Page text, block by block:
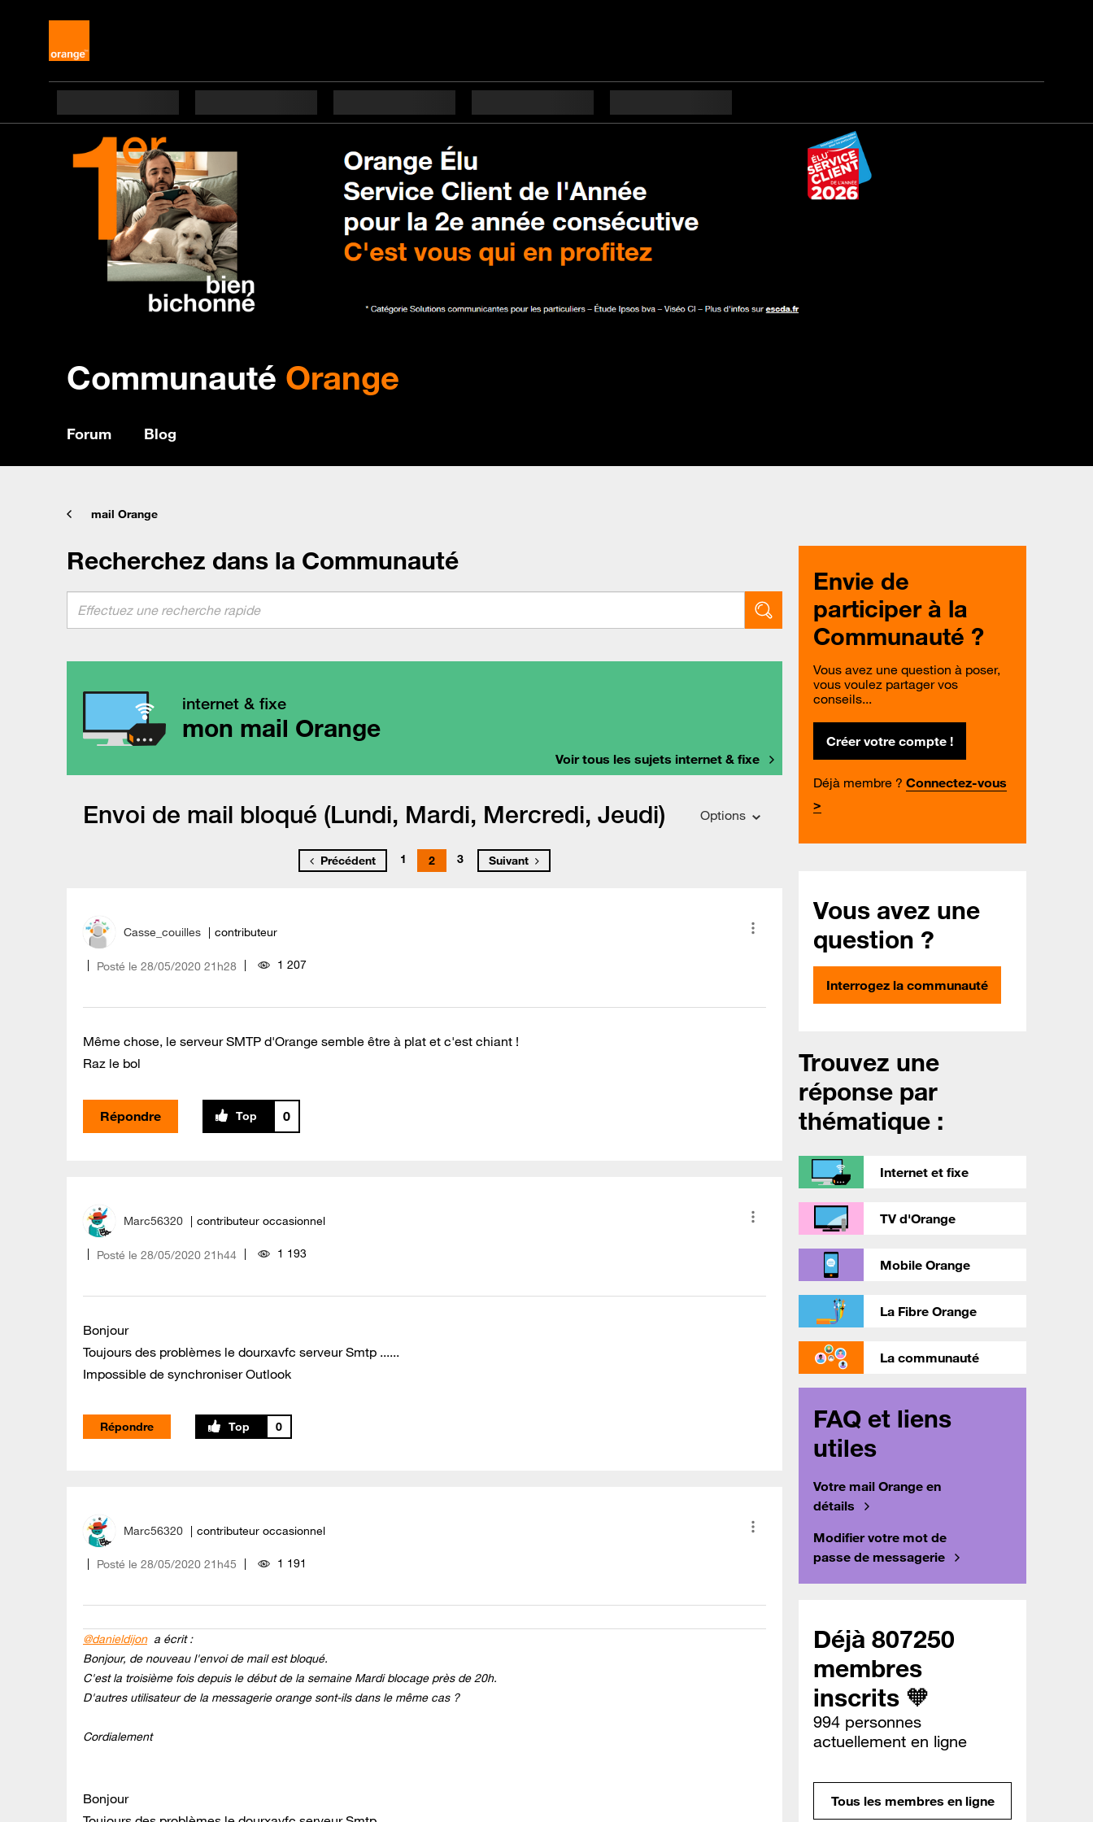
Communauté Orange
Forum Blog
mail Orange
Recherchez dans la Communauté
internet & fixe
mon mail Orange
Voir tous les sujets internet & fixe
Envoi de mail bloqué (Lundi, Mardi, Mercredi, Jeudi) Options
Précédent 1 2 3 Suivant
Casse_couilles contributeur
Posté le ‎28/05/2020 21h28 1 207
Même chose, le serveur SMTP d'Orange semble être à plat et c'est chiant !
Raz le bol
Répondre 0
Marc56320 contributeur occasionnel
Posté le ‎28/05/2020 21h44 1 193
Bonjour
Toujours des problèmes le dourxavfc serveur Smtp ......
Impossible de synchroniser Outlook
Répondre 0
Marc56320 contributeur occasionnel
Posté le ‎28/05/2020 21h45 1 191
@danieldijona écrit :
Bonjour, de nouveau l'envoi de mail est bloqué.
C'est la troisième fois depuis le début de la semaine Mardi blocage près de 20h.
D'autres utilisateur de la messagerie orange sont-ils dans le même cas ?
Cordialement
Bonjour
Envie de
participer à la
Communauté ?
Vous avez une question à poser,
vous voulez partager vos
conseils...
Créer votre compte !
Déjà membre ? Connectez-vous
>
Vous avez une
question ?
Interrogez la communauté
Trouvez une
réponse par
thématique :
Internet et fixe
TV d'Orange
Mobile Orange
La Fibre Orange
La communauté
FAQ et liens
utiles
Votre mail Orange en
détails
Modifier votre mot de
passe de messagerie
Déjà 807250
membres
inscrits 🧡
994 personnes
actuellement en ligne
Tous les membres en ligne